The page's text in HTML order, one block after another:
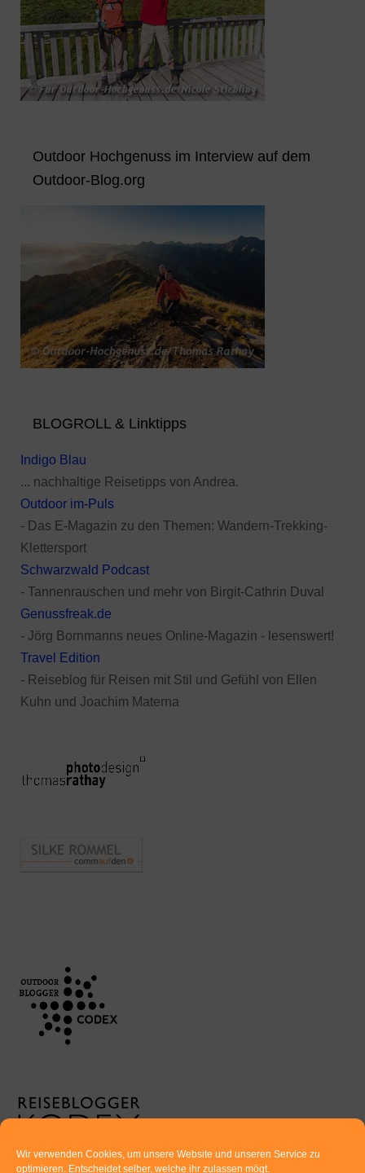
Wir verwenden Cookies, um unsere Website und unseren Service zu
optimieren. Entscheidet selber, welche ihr zulassen mögt.
Outdoor Hochgenuss im Interview auf dem
Outdoor-Blog.org
BLOGROLL & Linktipps
Indigo Blau
... nachhaltige Reisetipps von Andrea.
Outdoor im-Puls
- Das E-Magazin zu den Themen: Wandern-Trekking-
Klettersport
Schwarzwald Podcast
- Tannenrauschen und mehr von Birgit-Cathrin Duval
Genussfreak.de
- Jörg Bornmanns neues Online-Magazin - lesenswert!
Travel Edition
- Reiseblog für Reisen mit Stil und Gefühl von Ellen
Kuhn und Joachim Materna